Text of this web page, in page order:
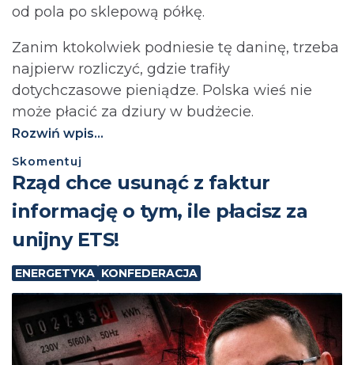
od pola po sklepową półkę.
Zanim ktokolwiek podniesie tę daninę, trzeba
najpierw rozliczyć, gdzie trafiły
dotychczasowe pieniądze. Polska wieś nie
może płacić za dziury w budżecie.⁩
Rozwiń wpis...
Skomentuj
Rząd chce usunąć z faktur
informację o tym, ile płacisz za
unijny ETS!
ENERGETYKA KONFEDERACJA